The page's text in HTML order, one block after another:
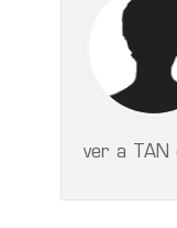
ver a TAN